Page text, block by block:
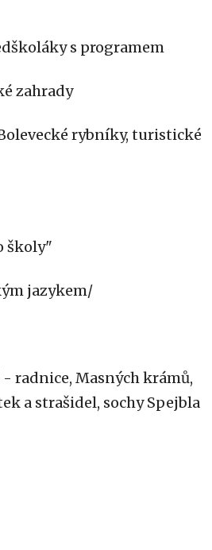
s programem
zahrady
rybníky, turistické
školy"
jazykem/
radnice, Masných krámů,
a strašidel, sochy Spejbla